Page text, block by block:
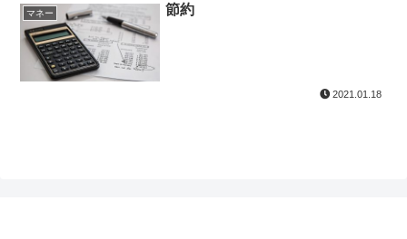
マネー 節約
2021.01.18